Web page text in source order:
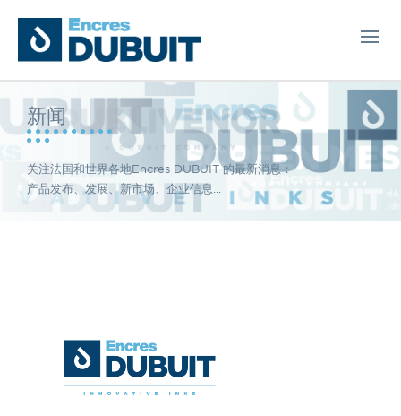
新闻
关注法国和世界各地Encres DUBUIT 的最新消息：
产品发布、发展、新市场、企业信息...